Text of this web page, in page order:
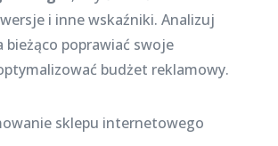
i inne wskaźniki. Analizuj
bieżąco poprawiać swoje
budżet reklamowy.